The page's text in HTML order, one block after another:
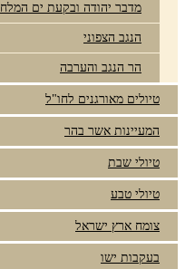
מדבר יהודה ובקעת ים המלח
הנגב הצפוני
הר הנגב והערבה
טיולים מאורגנים לחו"ל
המעיינות אשר בהר
טיולי שבת
טיולי טבע
צומח ארץ ישראל
בעקבות ישו